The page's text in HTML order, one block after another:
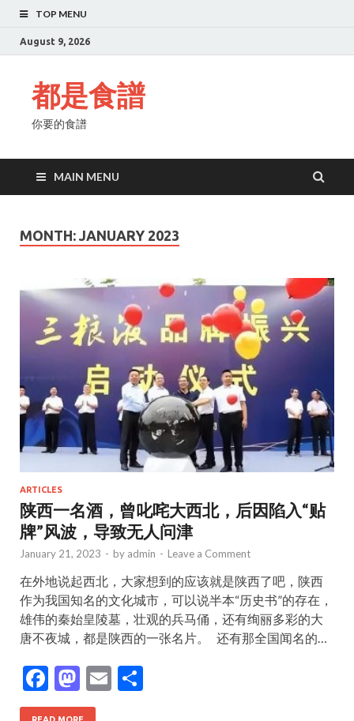
TOP MENU
August 9, 2026
都是食譜
你要的食譜
MAIN MENU
MONTH: JANUARY 2023
ARTICLES
陕西一名酒，曾叱咤大西北，后因陷入“贴
牌”风波，导致无人问津
January 21, 2023 - by admin - Leave a Comment
在外地说起西北，大家想到的应该就是陕西了吧，陕西
作为我国知名的文化城市，可以说半本“历史书”的存在，
雄伟的秦始皇陵墓，壮观的兵马俑，还有绚丽多彩的大
唐不夜城，都是陕西的一张名片。 还有那全国闻名的…
F
ac
M
as
E